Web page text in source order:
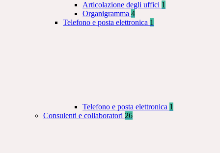
Articolazione degli uffici 1
Organigramma 4
Telefono e posta elettronica 1
Telefono e posta elettronica 1
Consulenti e collaboratori 26